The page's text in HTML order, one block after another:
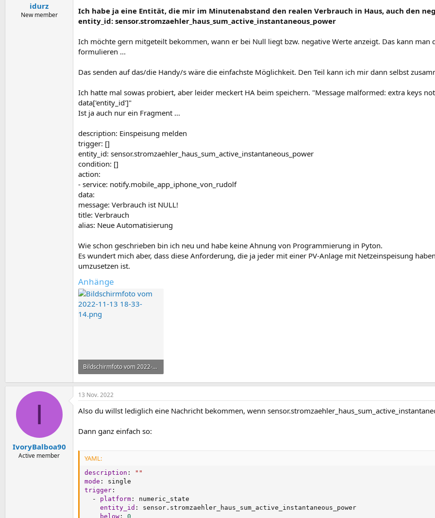
idurz
New member
Ich habe ja eine Entität, die mir im Minutenabstand den realen Verbrauch in Haus, auch den
entity_id: sensor.stromzaehler_haus_sum_active_instantaneous_power
Ich möchte gern mitgeteilt bekommen, wann er bei Null liegt bzw. negative Werte anzeigt. Das kann man
formulieren ...
Das senden auf das/die Handy/s wäre die einfachste Möglichkeit. Den Teil kann ich mir dann selbst
Ich hatte mal sowas probiert, aber leider meckert HA beim speichern. "Message malformed: extra keys
data['entity_id']"
Ist ja auch nur ein Fragment ...
description: Einspeisung melden
trigger: []
entity_id: sensor.stromzaehler_haus_sum_active_instantaneous_power
condition: []
action:
- service: notify.mobile_app_iphone_von_rudolf
data:
message: Verbrauch ist NULL!
title: Verbrauch
alias: Neue Automatisierung
Wie schon geschrieben bin ich neu und habe keine Ahnung von Programmierung in Pyton.
Es wundert mich aber, dass diese Anforderung, die ja jeder mit einer PV-Anlage mit Netzeinspeisung
umzusetzen ist.
Anhänge
Bildschirmfoto vom 2022-11-13 18-33-14.png
106,3 KB · Aufrufe: 2
I
IvoryBalboa90
Active member
13 Nov. 2022
Also du willst lediglich eine Nachricht bekommen, wenn
Dann ganz einfach so:
YAML:
description :
""
mode :
trigger :
-
platform :
numeric_state
entity_id :
sensor.stromzaehler_haus_sum_active_instantaneous_power
below : 0